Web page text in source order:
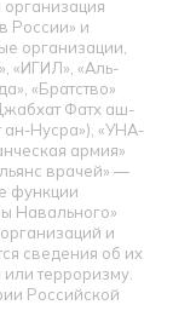
организация
России» и
организации,
«ИГИЛ», «Аль-
«Братство»
Фатх аш-
Нусра»), «УНА-
армия»
врачей» —
функции
Навального»
и
сведения об их
или терроризму.
Российской